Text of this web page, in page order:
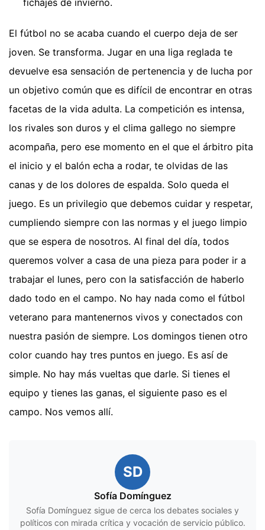
fichajes de invierno.
El fútbol no se acaba cuando el cuerpo deja de ser
joven. Se transforma. Jugar en una liga reglada te
devuelve esa sensación de pertenencia y de lucha por
un objetivo común que es difícil de encontrar en otras
facetas de la vida adulta. La competición es intensa,
los rivales son duros y el clima gallego no siempre
acompaña, pero ese momento en el que el árbitro pita
el inicio y el balón echa a rodar, te olvidas de las
canas y de los dolores de espalda. Solo queda el
juego. Es un privilegio que debemos cuidar y respetar,
cumpliendo siempre con las normas y el juego limpio
que se espera de nosotros. Al final del día, todos
queremos volver a casa de una pieza para poder ir a
trabajar el lunes, pero con la satisfacción de haberlo
dado todo en el campo. No hay nada como el fútbol
veterano para mantenernos vivos y conectados con
nuestra pasión de siempre. Los domingos tienen otro
color cuando hay tres puntos en juego. Es así de
simple. No hay más vueltas que darle. Si tienes el
equipo y tienes las ganas, el siguiente paso es el
campo. Nos vemos allí.
SD
Sofía Domínguez
Sofía Domínguez sigue de cerca los debates sociales y
políticos con mirada crítica y vocación de servicio público.